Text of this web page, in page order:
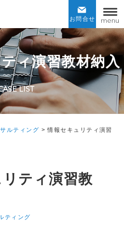
menu
お問合せ
ィ演習教材納入
LIST
ルティング >情報セキュリティ演習
ティ演習教
ティング